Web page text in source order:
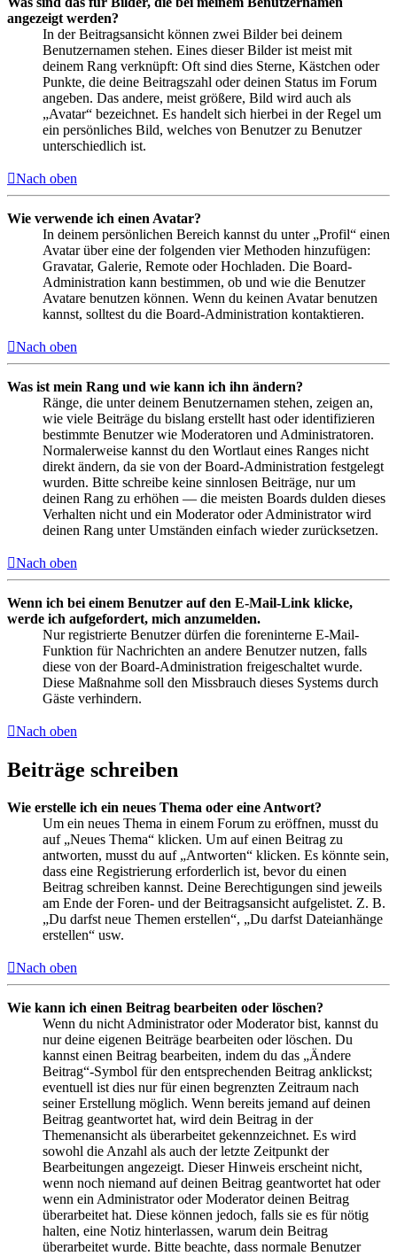
angezeigt werden?
In der Beitragsansicht können zwei Bilder bei deinem
Benutzernamen stehen. Eines dieser Bilder ist meist mit
deinem Rang verknüpft: Oft sind dies Sterne, Kästchen oder
Punkte, die deine Beitragszahl oder deinen Status im Forum
angeben. Das andere, meist größere, Bild wird auch als
„Avatar“ bezeichnet. Es handelt sich hierbei in der Regel um
ein persönliches Bild, welches von Benutzer zu Benutzer
unterschiedlich ist.
Nach oben
Wie verwende ich einen Avatar?
In deinem persönlichen Bereich kannst du unter „Profil“ einen
Avatar über eine der folgenden vier Methoden hinzufügen:
Gravatar, Galerie, Remote oder Hochladen. Die Board-
Administration kann bestimmen, ob und wie die Benutzer
Avatare benutzen können. Wenn du keinen Avatar benutzen
kannst, solltest du die Board-Administration kontaktieren.
Nach oben
Was ist mein Rang und wie kann ich ihn ändern?
Ränge, die unter deinem Benutzernamen stehen, zeigen an,
wie viele Beiträge du bislang erstellt hast oder identifizieren
bestimmte Benutzer wie Moderatoren und Administratoren.
Normalerweise kannst du den Wortlaut eines Ranges nicht
direkt ändern, da sie von der Board-Administration festgelegt
wurden. Bitte schreibe keine sinnlosen Beiträge, nur um
deinen Rang zu erhöhen — die meisten Boards dulden dieses
Verhalten nicht und ein Moderator oder Administrator wird
deinen Rang unter Umständen einfach wieder zurücksetzen.
Nach oben
Wenn ich bei einem Benutzer auf den E-Mail-Link klicke,
werde ich aufgefordert, mich anzumelden.
Nur registrierte Benutzer dürfen die foreninterne E-Mail-
Funktion für Nachrichten an andere Benutzer nutzen, falls
diese von der Board-Administration freigeschaltet wurde.
Diese Maßnahme soll den Missbrauch dieses Systems durch
Gäste verhindern.
Nach oben
Beiträge schreiben
Wie erstelle ich ein neues Thema oder eine Antwort?
Um ein neues Thema in einem Forum zu eröffnen, musst du
auf „Neues Thema“ klicken. Um auf einen Beitrag zu
antworten, musst du auf „Antworten“ klicken. Es könnte sein,
dass eine Registrierung erforderlich ist, bevor du einen
Beitrag schreiben kannst. Deine Berechtigungen sind jeweils
am Ende der Foren- und der Beitragsansicht aufgelistet. Z. B.
„Du darfst neue Themen erstellen“, „Du darfst Dateianhänge
erstellen“ usw.
Nach oben
Wie kann ich einen Beitrag bearbeiten oder löschen?
Wenn du nicht Administrator oder Moderator bist, kannst du
nur deine eigenen Beiträge bearbeiten oder löschen. Du
kannst einen Beitrag bearbeiten, indem du das „Ändere
Beitrag“-Symbol für den entsprechenden Beitrag anklickst;
eventuell ist dies nur für einen begrenzten Zeitraum nach
seiner Erstellung möglich. Wenn bereits jemand auf deinen
Beitrag geantwortet hat, wird dein Beitrag in der
Themenansicht als überarbeitet gekennzeichnet. Es wird
sowohl die Anzahl als auch der letzte Zeitpunkt der
Bearbeitungen angezeigt. Dieser Hinweis erscheint nicht,
wenn noch niemand auf deinen Beitrag geantwortet hat oder
wenn ein Administrator oder Moderator deinen Beitrag
überarbeitet hat. Diese können jedoch, falls sie es für nötig
halten, eine Notiz hinterlassen, warum dein Beitrag
überarbeitet wurde. Bitte beachte, dass normale Benutzer